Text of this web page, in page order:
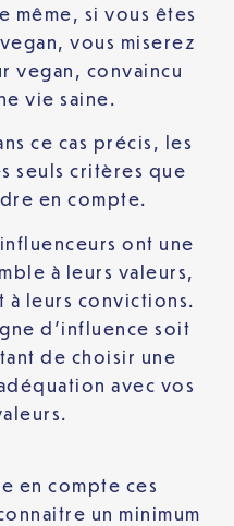
même, si vous êtes
vous miserez
vegan, convaincu
vie saine.
ce cas précis, les
seuls critères que
en compte.
ont une
à leurs valeurs,
à leurs convictions.
d’influence soit
de choisir une
avec vos
en compte ces
un minimum